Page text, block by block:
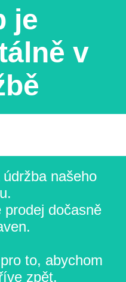
je
v
našeho
dočasně
to, abychom
zpět.